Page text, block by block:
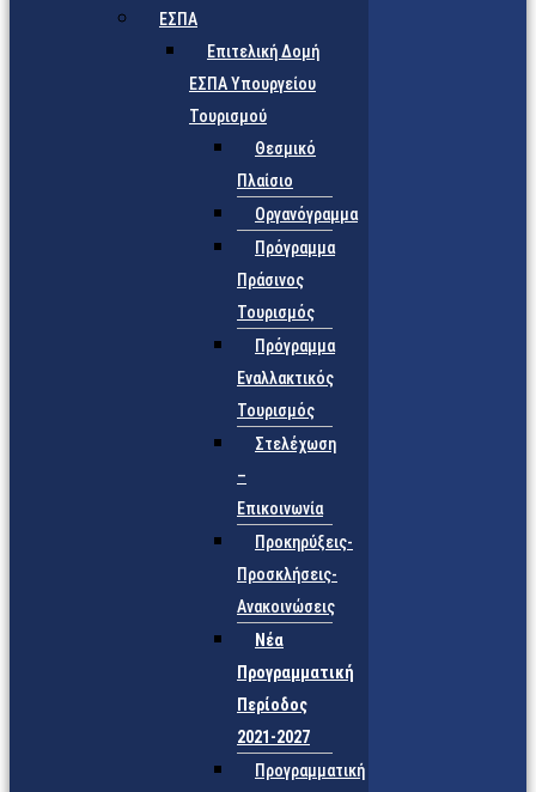
ΕΣΠΑ
Επιτελική Δομή
ΕΣΠΑ Υπουργείου
Τουρισμού
Θεσμικό
Πλαίσιο
Οργανόγραμμα
Πρόγραμμα
Πράσινος
Τουρισμός
Πρόγραμμα
Εναλλακτικός
Τουρισμός
Στελέχωση
–
Επικοινωνία
Προκηρύξεις-
Προσκλήσεις-
Ανακοινώσεις
Νέα
Προγραμματική
Περίοδος
2021-2027
Προγραμματική